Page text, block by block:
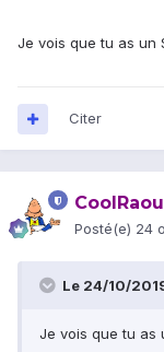
Je vois que tu as un
Citer
CoolRaoul
Posté(e) 24
Le 24/10/
Je vois que tu as